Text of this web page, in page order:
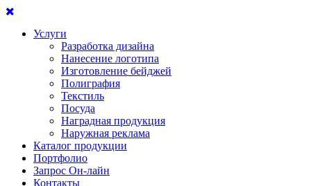
Услуги
Разработка дизайна
Нанесение логотипа
Изготовление бейджей
Полиграфия
Текстиль
Посуда
Наградная продукция
Наружная реклама
Каталог продукции
Портфолио
Запрос Он-лайн
Контакты